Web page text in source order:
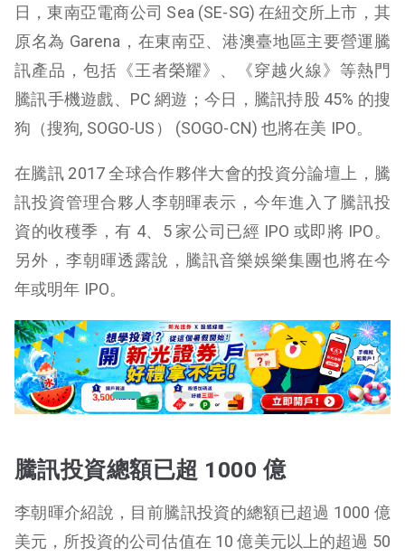
日，東南亞電商公司 Sea (SE-SG)在紐交所上市，其
原名為 Garena，在東南亞、港澳臺地區主要營運騰
訊產品，包括《王者榮耀》、《穿越火線》等熱門
騰訊手機遊戲、PC 網遊；今日，騰訊持股 45% 的搜
狗（搜狗, SOGO-US） (SOGO-CN) 也將在美 IPO。
在騰訊 2017 全球合作夥伴大會的投資分論壇上，騰
訊投資管理合夥人李朝暉表示，今年進入了騰訊投
資的收穫季，有 4、5 家公司已經 IPO 或即將 IPO。
另外，李朝暉透露說，騰訊音樂娛樂集團也將在今
年或明年 IPO。
騰訊投資總額已超 1000 億
李朝暉介紹說，目前騰訊投資的總額已超過 1000 億
美元，所投資的公司估值在 10 億美元以上的超過 50